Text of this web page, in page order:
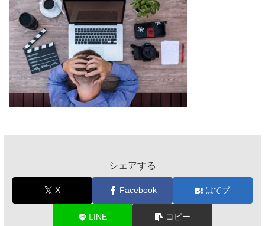
シェアする
X Facebook はてブ
LINE コピー